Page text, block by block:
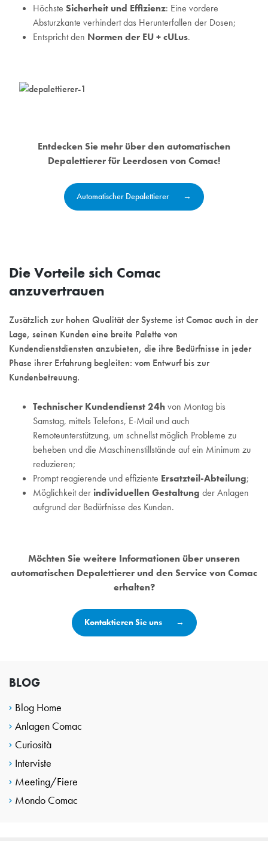
BLOG
Blog Home
Anlagen Comac
Curiosità
Interviste
Meeting/Fiere
Mondo Comac
Höchste Sicherheit und Effizienz: Eine vordere
Absturzkante verhindert das Herunterfallen der Dosen;
Entspricht den Normen der EU + cULus.
Entdecken Sie mehr über den automatischen
Depalettierer für Leerdosen von Comac!
Automatischer Depalettierer
Die Vorteile sich Comac
anzuvertrauen
Zusätzlich zur hohen Qualität der Systeme ist Comac auch in der
Lage, seinen Kunden eine breite Palette von
Kundendienstdiensten anzubieten, die ihre Bedürfnisse in jeder
Phase ihrer Erfahrung begleiten: vom Entwurf bis zur
Kundenbetreuung.
Technischer Kundendienst 24hvon Montag bis
Samstag, mittels Telefons, E-Mail und auch
Remoteunterstützung, um schnellst möglich Probleme zu
beheben und die Maschinenstillstände auf ein Minimum zu
reduzieren;
Prompt reagierende und effiziente Ersatzteil-Abteilung;
Möglichkeit der individuellen Gestaltung der Anlagen
aufgrund der Bedürfnisse des Kunden.
Möchten Sie weitere Informationen über unseren
automatischen Depalettierer und den Service von Comac
erhalten?
Kontaktieren Sie uns